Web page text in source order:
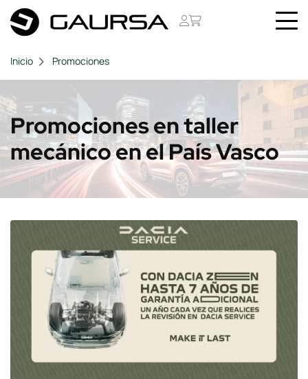
Inicio Promociones
Promociones en taller
mecánico en el País Vasco